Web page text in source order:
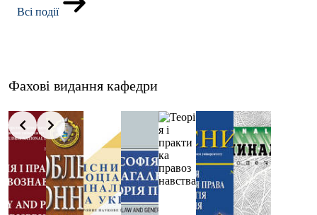
Всі події
Фахові видання кафедри